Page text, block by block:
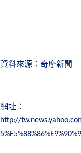
資料來源：奇摩新聞
網址：
http://